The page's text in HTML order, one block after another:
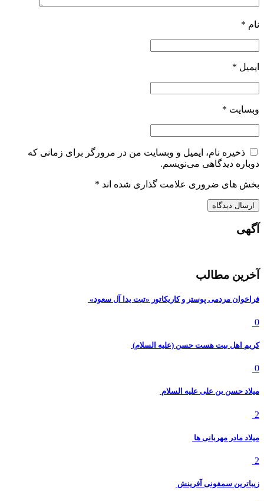
نام *
ایمیل *
وبسایت *
ذخیره نام، ایمیل و وبسایت من در مرورگر برای زمانی که
دوباره دیدگاهی می‌نویسم.
بخش های ضروری علامت گذاری شده اند *
آگهی
آخرین مطالب
فراخوان مردمی پوستر و کاریکاتور «تبت یدا آل سعود»
0
کریم اهل بیت هست حسن (علیه السلام)
0
میلاد حسن بن علی علیه السلام
2
میلاد مادر مهربانی ها
2
زیباترین سمفونی آفرینش